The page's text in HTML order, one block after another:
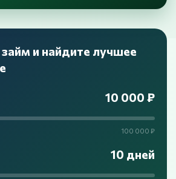
займ и найдите лучшее
10 000 ₽
100 000 ₽
10 дней